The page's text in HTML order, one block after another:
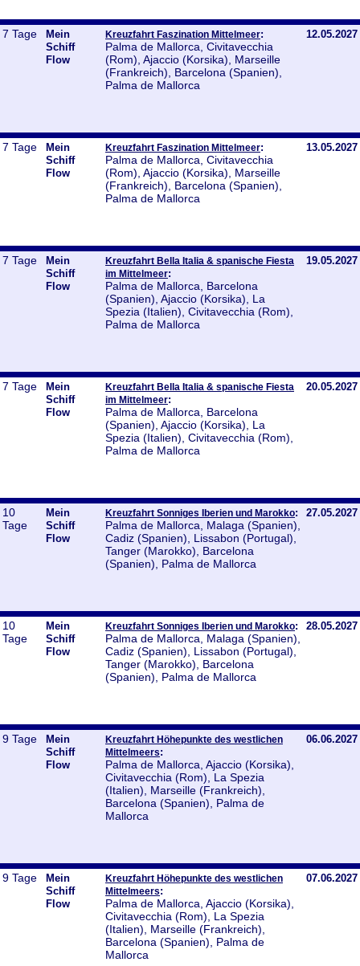
7 Tage
Mein
Schiff
Flow
Kreuzfahrt Faszination Mittelmeer:
Palma de Mallorca, Civitavecchia
(Rom), Ajaccio (Korsika), Marseille
(Frankreich), Barcelona (Spanien),
Palma de Mallorca
12.05.2027
7 Tage
Mein
Schiff
Flow
Kreuzfahrt Faszination Mittelmeer:
Palma de Mallorca, Civitavecchia
(Rom), Ajaccio (Korsika), Marseille
(Frankreich), Barcelona (Spanien),
Palma de Mallorca
13.05.2027
7 Tage
Mein
Schiff
Flow
Kreuzfahrt Bella Italia & spanische Fiesta
im Mittelmeer:
Palma de Mallorca, Barcelona
(Spanien), Ajaccio (Korsika), La
Spezia (Italien), Civitavecchia (Rom),
Palma de Mallorca
19.05.2027
7 Tage
Mein
Schiff
Flow
Kreuzfahrt Bella Italia & spanische Fiesta
im Mittelmeer:
Palma de Mallorca, Barcelona
(Spanien), Ajaccio (Korsika), La
Spezia (Italien), Civitavecchia (Rom),
Palma de Mallorca
20.05.2027
10
Tage
Mein
Schiff
Flow
Kreuzfahrt Sonniges Iberien und Marokko:
Palma de Mallorca, Malaga (Spanien),
Cadiz (Spanien), Lissabon (Portugal),
Tanger (Marokko), Barcelona
(Spanien), Palma de Mallorca
27.05.2027
10
Tage
Mein
Schiff
Flow
Kreuzfahrt Sonniges Iberien und Marokko:
Palma de Mallorca, Malaga (Spanien),
Cadiz (Spanien), Lissabon (Portugal),
Tanger (Marokko), Barcelona
(Spanien), Palma de Mallorca
28.05.2027
9 Tage
Mein
Schiff
Flow
Kreuzfahrt Höhepunkte des westlichen
Mittelmeers:
Palma de Mallorca, Ajaccio (Korsika),
Civitavecchia (Rom), La Spezia
(Italien), Marseille (Frankreich),
Barcelona (Spanien), Palma de
Mallorca
06.06.2027
9 Tage
Mein
Schiff
Flow
Kreuzfahrt Höhepunkte des westlichen
Mittelmeers:
Palma de Mallorca, Ajaccio (Korsika),
Civitavecchia (Rom), La Spezia
(Italien), Marseille (Frankreich),
Barcelona (Spanien), Palma de
Mallorca
07.06.2027